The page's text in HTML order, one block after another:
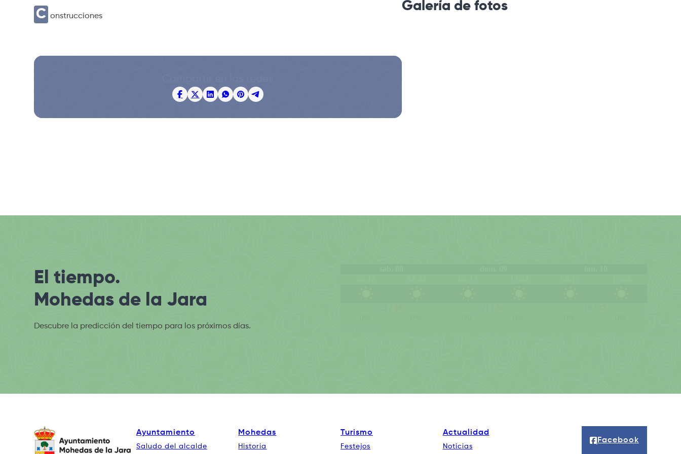
C onstrucciones
Galería de fotos
El tiempo.
Mohedas de la Jara
Descubre la predicción del tiempo para los próximos días.
Ayuntamiento
Saludo del alcalde
Mohedas
Historia
Turismo
Festejos
Actualidad
Noticias
Facebook